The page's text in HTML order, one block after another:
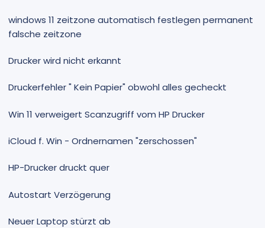
windows 11 zeitzone automatisch festlegen permanent
falsche zeitzone
Drucker wird nicht erkannt
Druckerfehler " Kein Papier" obwohl alles gecheckt
Win 11 verweigert Scanzugriff vom HP Drucker
iCloud f. Win - Ordnernamen "zerschossen"
HP-Drucker druckt quer
Autostart Verzögerung
Neuer Laptop stürzt ab